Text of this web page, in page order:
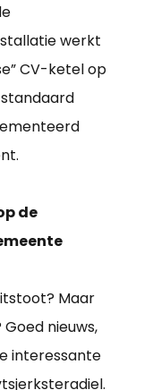
werkt
CV-ketel op
de
Maar
nieuws,
interessante